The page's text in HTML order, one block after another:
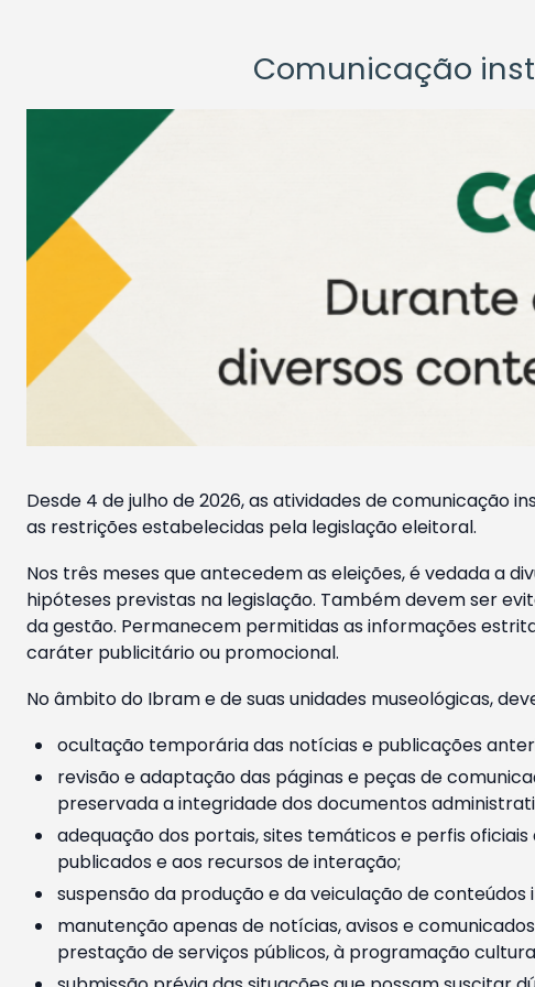
Comunicação
Desde 4 de julho de 2026, as atividades de comunicação
as restrições estabelecidas pela legislação eleitoral.
Nos três meses que antecedem as eleições, é vedada a
hipóteses previstas na legislação. Também devem ser
da gestão. Permanecem permitidas as informações
caráter publicitário ou promocional.
No âmbito do Ibram e de suas unidades museológicas,
ocultação temporária das notícias e publicações
revisão e adaptação das páginas e peças de
preservada a integridade dos documentos
adequação dos portais, sites temáticos e perfis
publicados e aos recursos de interação;
suspensão da produção e da veiculação de
manutenção apenas de notícias, avisos e
prestação de serviços públicos, à programação